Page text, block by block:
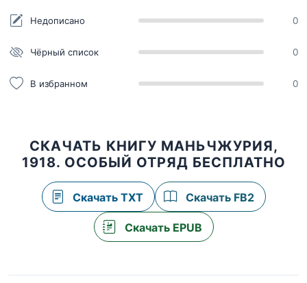
Недописано 0
Чёрный список 0
В избранном 0
СКАЧАТЬ КНИГУ МАНЬЧЖУРИЯ,
1918. ОСОБЫЙ ОТРЯД БЕСПЛАТНО
Скачать TXT Скачать FB2
Скачать EPUB